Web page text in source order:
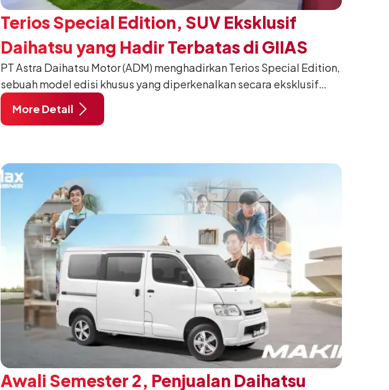
Terios Special Edition, SUV Eksklusif
Daihatsu yang Hadir Terbatas di GIIAS
2026
PT Astra Daihatsu Motor (ADM) menghadirkan Terios Special Edition,
sebuah model edisi khusus yang diperkenalkan secara eksklusif
pada ajang Gaikindo Indonesia International Auto Show (GIIAS) 2026
di ICE BSD City, Tangerang. Dikembangkan dari varian Terios 1.5 X
mengubah karakter tangguh yang telah menjadi ciri khas Terios.
More Detail
Awali Semester 2, Penjualan Daihatsu